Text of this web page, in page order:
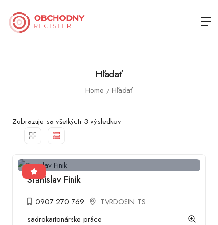
Hľadať
Home Hľadať
Zobrazuje sa všetkých 3 výsledkov
Stanislav Finik
0907 270 769
TVRDOSIN TS
sadrokartonárske práce